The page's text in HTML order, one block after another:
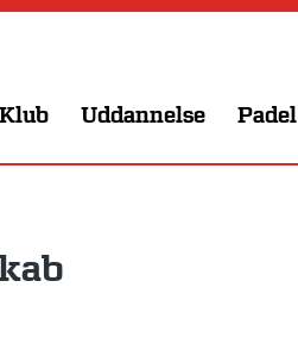
Klub Uddannelse Padel